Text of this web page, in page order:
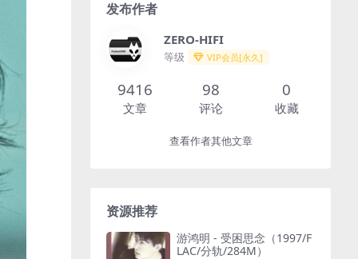
发布作者
ZERO-HIFI
等级 VIP会员[永久]
9416
文章
98
评论
0
收藏
查看作者其他文章
资源推荐
游鸿明 - 受困思念（1997/F
LAC/分轨/284M）